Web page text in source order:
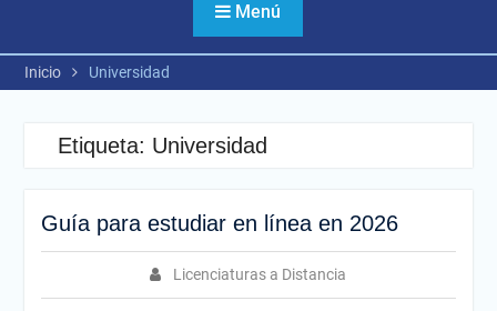
Menú
Inicio Universidad
Etiqueta: Universidad
Guía para estudiar en línea en 2026
Licenciaturas a Distancia